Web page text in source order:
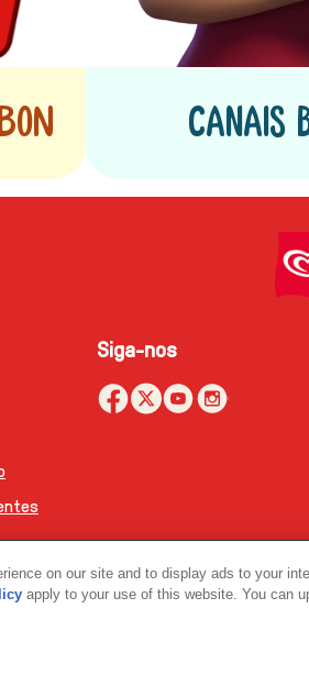
Canais
Siga-nos
Todos os Direitos Reservados.
on our site and to display ads to your
apply to your use of this website. You can